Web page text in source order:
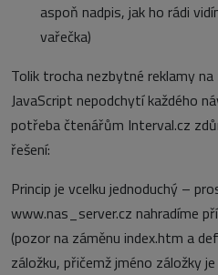
aspoň nadpis, jak ho rádi
vařečka)
Tolik trocha nezbytné reklamy na
JavaScript nepodchytí každého
potřeba čtenářům Interval.cz
řešení:
Princip je vcelku jednoduchý –
www.nas_server.cz nahradíme
(pozor na záměnu index.htm a
záložku, přičemž jméno záložky